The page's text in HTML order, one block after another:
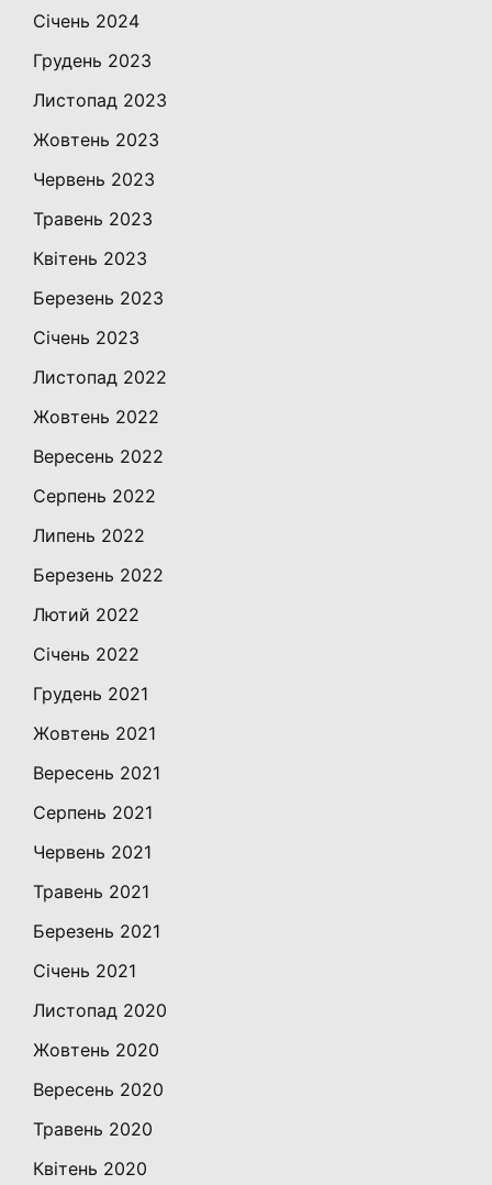
Січень 2024
Грудень 2023
Листопад 2023
Жовтень 2023
Червень 2023
Травень 2023
Квітень 2023
Березень 2023
Січень 2023
Листопад 2022
Жовтень 2022
Вересень 2022
Серпень 2022
Липень 2022
Березень 2022
Лютий 2022
Січень 2022
Грудень 2021
Жовтень 2021
Вересень 2021
Серпень 2021
Червень 2021
Травень 2021
Березень 2021
Січень 2021
Листопад 2020
Жовтень 2020
Вересень 2020
Травень 2020
Квітень 2020